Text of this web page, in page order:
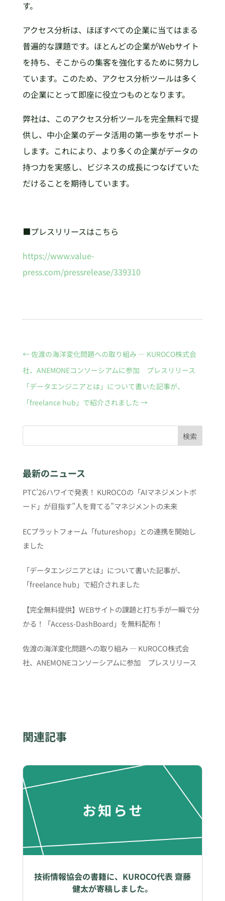
す。
アクセス分析は、ほぼすべての企業に当てはまる
普遍的な課題です。ほとんどの企業がWebサイト
を持ち、そこからの集客を強化するために努力し
ています。このため、アクセス分析ツールは多く
の企業にとって即座に役立つものとなります。
弊社は、このアクセス分析ツールを完全無料で提
供し、中小企業のデータ活用の第一歩をサポート
します。これにより、より多くの企業がデータの
持つ力を実感し、ビジネスの成長につなげていた
だけることを期待しています。
■プレスリリースはこちら
https://www.value-
press.com/pressrelease/339310
←佐渡の海洋変化問題への取り組み ― KUROCO株式会
社、ANEMONEコンソーシアムに参加 プレスリリース
「データエンジニアとは」について書いた記事が、
「freelance hub」で紹介されました →
検索
最新のニュース
PTC’26ハワイで発表！ KUROCOの「AIマネジメントボ
ード」が目指す”人を育てる”マネジメントの未来
ECプラットフォーム「futureshop」との連携を開始し
ました
「データエンジニアとは」について書いた記事が、
「freelance hub」で紹介されました
【完全無料提供】WEBサイトの課題と打ち手が一瞬で分
かる！「Access-DashBoard」を無料配布！
佐渡の海洋変化問題への取り組み ― KUROCO株式会
社、ANEMONEコンソーシアムに参加 プレスリリース
関連記事
技術情報協会の書籍に、KUROCO代表 齋藤
健太が寄稿しました。